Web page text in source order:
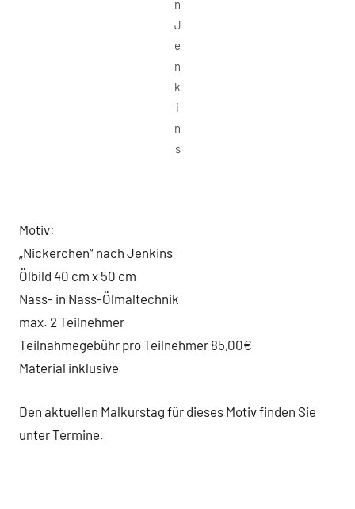
n
J
e
n
k
i
n
s
Motiv:
„Nickerchen“ nach Jenkins
Ölbild 40 cm x 50 cm
Nass- in Nass-Ölmaltechnik
max. 2 Teilnehmer
Teilnahmegebühr pro Teilnehmer 85,00€
Material inklusive
Den aktuellen Malkurstag für dieses Motiv finden Sie
unter Termine.